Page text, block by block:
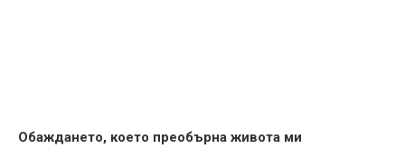
Обаждането, което преобърна живота ми